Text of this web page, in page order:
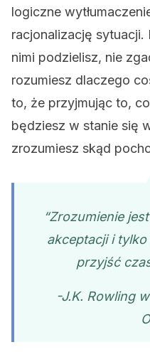
logiczne
racjonalizację sytuacji.
nimi podzielisz, nie
rozumiesz dlaczego
to, że przyjmując to,
będziesz w stanie się
zrozumiesz skąd
“Zrozumienie
akceptacji i
przyjść
-J.K. Rowling